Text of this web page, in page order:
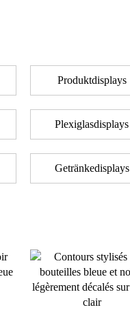
Produktdisplays
Plexiglasdisplays
Getränkedisplays